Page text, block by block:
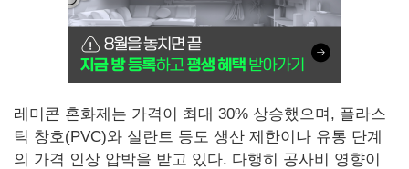
레미콘 혼화제는 가격이 최대 30% 상승했으며, 플라스
틱 창호(PVC)와 실란트 등도 생산 제한이나 유통 단계
의 가격 인상 압박을 받고 있다. 다행히 공사비 영향이